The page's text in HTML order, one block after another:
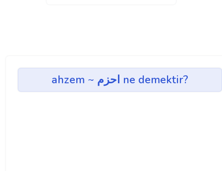
ahzem ~ احزم ne demektir?